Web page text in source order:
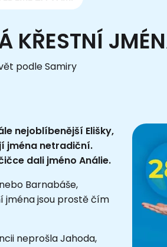
KŘESTNÍ
podle Samiry
nejoblíbenější Elišky,
jména netradiční.
dali jméno Análie.
Barnabáše,
jména jsou prostě čím
neprošla Jahoda,